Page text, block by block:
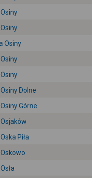
Osiny
Dolne
Górne
Piła